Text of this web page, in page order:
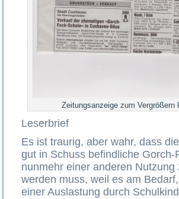
Zeitungsanzeige zum Vergrößern
Leserbrief
Es ist traurig, aber wahr, dass
gut in Schuss befindliche Gorch-
nunmehr einer anderen Nutzung
werden muss, weil es am
einer Auslastung durch